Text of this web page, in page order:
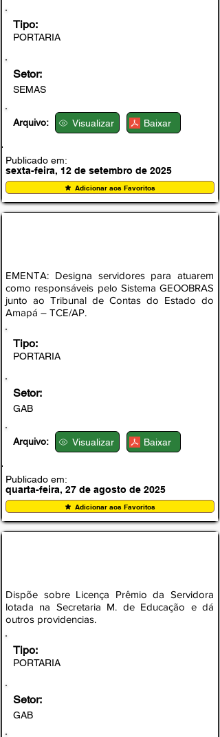
Tipo:
PORTARIA
Setor:
SEMAS
Arquivo: Visualizar Baixar
Publicado em:
sexta-feira, 12 de setembro de 2025
Adicionar aos Favoritos
EMENTA: Designa servidores para atuarem
como responsáveis pelo Sistema GEOOBRAS
junto ao Tribunal de Contas do Estado do
Amapá – TCE/AP.
Tipo:
PORTARIA
Setor:
GAB
Arquivo: Visualizar Baixar
Publicado em:
quarta-feira, 27 de agosto de 2025
Adicionar aos Favoritos
Dispõe sobre Licença Prêmio da Servidora
lotada na Secretaria M. de Educação e dá
outros providencias.
Tipo:
PORTARIA
Setor:
GAB